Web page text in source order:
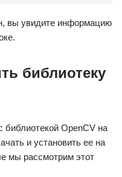
вы увидите информацию
библиотеку
библиотекой OpenCV на
и установить ее на
мы рассмотрим этот